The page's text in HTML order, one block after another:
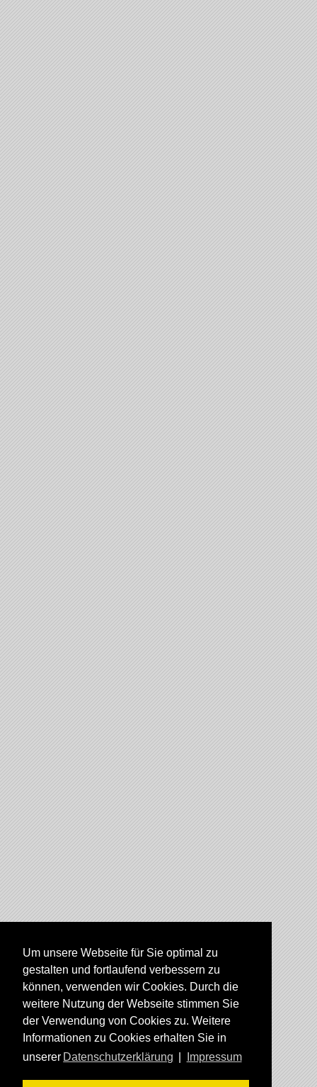
Um unsere Webseite für Sie optimal zu
gestalten und fortlaufend verbessern zu
können, verwenden wir Cookies. Durch die
weitere Nutzung der Webseite stimmen Sie
der Verwendung von Cookies zu. Weitere
Informationen zu Cookies erhalten Sie in
unserer Datenschutzerklärung Impressum